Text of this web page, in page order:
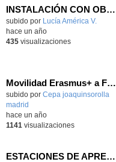
INSTALACIÓN CON OBJETOS COTIDIANOS 2
Contenido educativo.
subido por Lucía América V.
hace un año
435visualizaciones
Movilidad Erasmus+ a Florencia con un grupo de alumnos adultos
subido por Cepa joaquinsorolla
madrid
hace un año
1141 visualizaciones
ESTACIONES DE APRENDIZAJE 2°